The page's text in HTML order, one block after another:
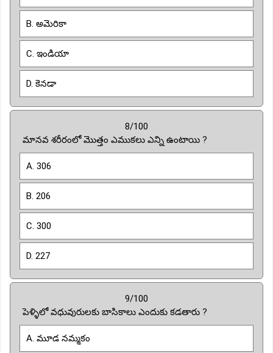
B. అమెరికా
C. ఇండియా
D. కెనడా
8/100
మానవ శరీరంలో మొత్తం ఎముకలు ఎన్ని ఉంటాయి ?
A. 306
B. 206
C. 300
D. 227
9/100
పెళ్ళిలో వధువురులకు బాసికాలు ఎందుకు కడతారు ?
A. మూడ నమ్మకం